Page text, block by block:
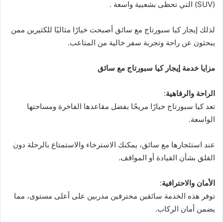
(SUV) التي تحظى بشعبية واسعة .
لذلك إيجار كيا سبورتاج مع سائق أصبحت خيارًا مثاليًا للكثيرين ممن
يبحثون عن راحة وتجربة سفر خالية من المتاعب.
مزايا خدمة إيجار كيا سبورتاج مع سائق
الراحة والرفاهية:
تعد كيا سبورتاج خيارًا مريحًا بفضل مقاعدها الفاخرة ومساحتها
الواسعة.
عند استئجارها مع سائق، يمكنك الاسترخاء والاستمتاع بالرحلة دون
القلق بشأن القيادة أو المواقف.
الأمان والاحترافية:
توفر هذه الخدمة سائقين محترفين مدربين على أعلى مستوى، مما
يضمن أمان الركاب.